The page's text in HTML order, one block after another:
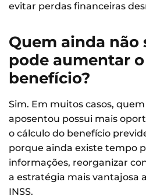
evitar perdas financeiras
Quem ainda não
pode aumentar
benefício?
Sim. Em muitos casos,
aposentou possui mais
o cálculo do benefício
porque ainda existe tempo
informações, reorganizar
a estratégia mais vantajosa
INSS.